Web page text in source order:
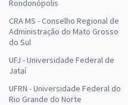
Rondonópolis
CRA MS - Conselho Regional de
Administração do Mato Grosso
do Sul
UFJ - Universidade Federal de
Jataí
UFRN - Universidade Federal do
Rio Grande do Norte